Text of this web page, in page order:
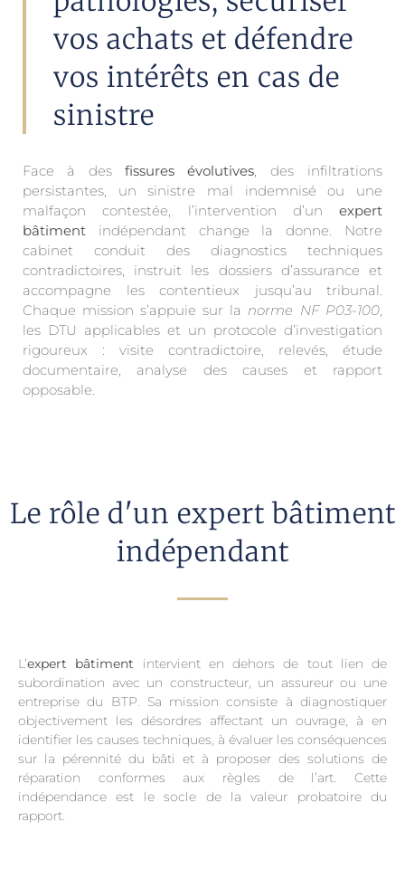
vos achats et défendre
vos intérêts en cas de
sinistre
Face à des fissures évolutives, des infiltrations
persistantes, un sinistre mal indemnisé ou une
malfaçon contestée, l’intervention d’un expert
bâtiment indépendant change la donne. Notre
cabinet conduit des diagnostics techniques
contradictoires, instruit les dossiers d’assurance et
accompagne les contentieux jusqu’au tribunal.
Chaque mission s’appuie sur la norme NF P03-100,
les DTU applicables et un protocole d’investigation
rigoureux : visite contradictoire, relevés, étude
documentaire, analyse des causes et rapport
opposable.
Le rôle d'un expert bâtiment
indépendant
L’expert bâtiment intervient en dehors de tout lien de
subordination avec un constructeur, un assureur ou une
entreprise du BTP. Sa mission consiste à diagnostiquer
objectivement les désordres affectant un ouvrage, à en
identifier les causes techniques, à évaluer les conséquences
sur la pérennité du bâti et à proposer des solutions de
réparation conformes aux règles de l’art. Cette
indépendance est le socle de la valeur probatoire du
rapport.